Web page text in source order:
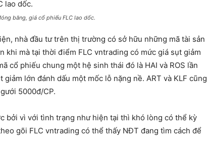
băng, giá cổ phiếu FLC lao dốc.
nhà đầu tư trên thị trường có sở hữu những mã tài sản
khi mà tại thời điểm FLC vntrading có mức giá sụt giảm
cổ phiếu chung một hệ sinh thái đó là HAI và ROS lần
giảm lớn đánh dấu một mốc lỗ nặng nề. ART và KLF cũng
5000đ/CP.
bởi vì với tình trạng như hiện tại thì khó lòng có thể kỳ
gõi FLC vntrading có thể thấy NĐT đang tìm cách để